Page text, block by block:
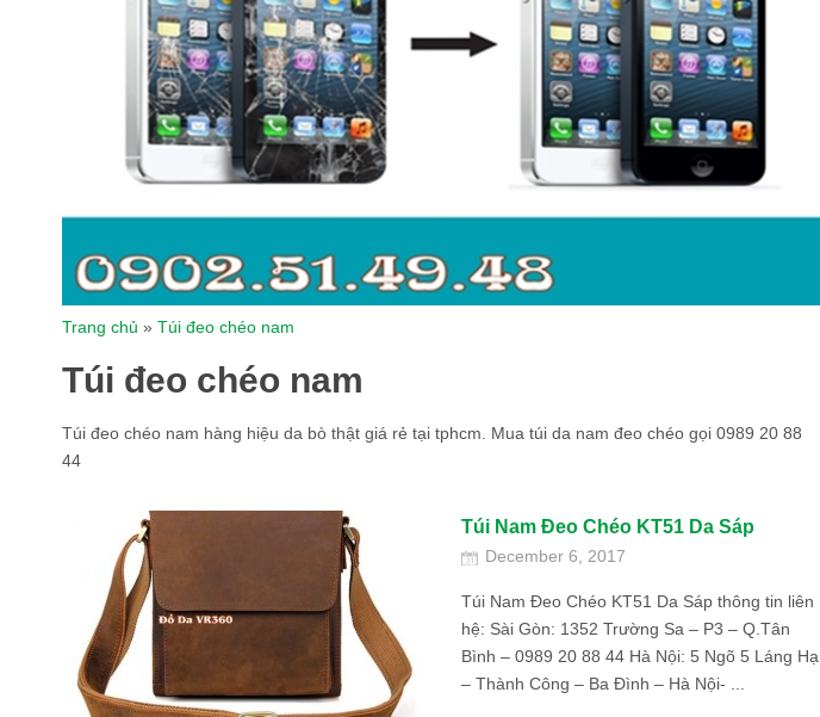
Trang chủ » Túi đeo chéo nam
Túi đeo chéo nam
Túi đeo chéo nam hàng hiệu da bò thật giá rẻ tại tphcm. Mua túi da nam đeo chéo gọi 0989 20 88
44
Túi Nam Đeo Chéo KT51 Da Sáp
December 6, 2017
Túi Nam Đeo Chéo KT51 Da Sáp thông tin liên
hệ: Sài Gòn: 1352 Trường Sa – P3 – Q.Tân
Bình – 0989 20 88 44 Hà Nội: 5 Ngõ 5 Láng Hạ
– Thành Công – Ba Đình – Hà Nội- ...